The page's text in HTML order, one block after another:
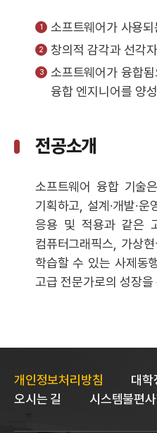
소프트웨어가 사용
창의적 감각과 선각
소프트웨어가 융합
융합 엔지니어를 양
전공소개
소프트웨어 융합 기술
기획하고, 설계∙개발∙
응용 및 적용과 같은
컴퓨터그래픽스, 가상
학습할 수 있는 사제동
고급 전문가로의 성장
개인정보처리방침 대학
오시는 길
시스템불편